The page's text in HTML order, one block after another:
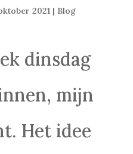
2021| Blog
dinsdag
mijn
Het idee